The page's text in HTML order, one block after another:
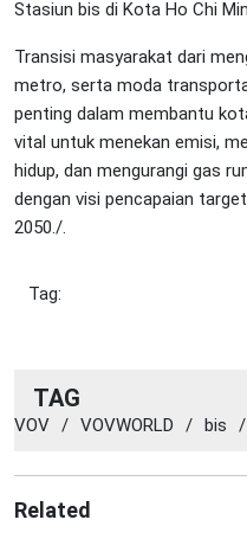
Stasiun bis di Kota Ho Chi
Transisi masyarakat dari
metro, serta moda
penting dalam membantu
vital untuk menekan emisi,
hidup, dan mengurangi gas
dengan visi pencapaian
2050./.
Tag:
TAG
VOV / VOVWORLD / bis /
Related